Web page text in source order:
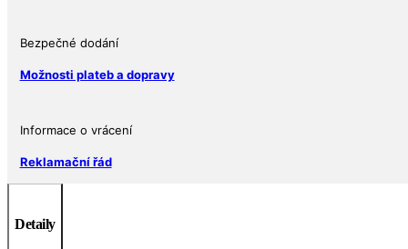
BUBezpečné dodání
Možnosti plateb a dopravy
Informace o vrácení
Reklamační řád
Detaily